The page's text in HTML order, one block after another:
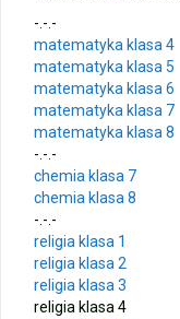
Wycieczka klasy
-.-.-
matematyka klasa 4
matematyka klasa 5
matematyka klasa 6
matematyka klasa 7
matematyka klasa 8
-.-.-
chemia klasa 7
chemia klasa 8
-.-.-
religia klasa 1
religia klasa 2
religia klasa 3
religia klasa 4